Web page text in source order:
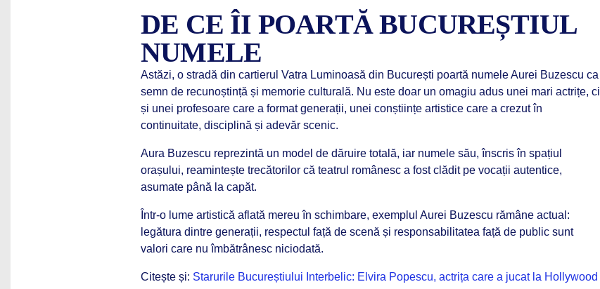
DE CE ÎI POARTĂ BUCUREȘTIUL
NUMELE
Astăzi, o stradă din cartierul Vatra Luminoasă din București poartă numele Aurei Buzescu ca
semn de recunoștință și memorie culturală. Nu este doar un omagiu adus unei mari actrițe, ci
și unei profesoare care a format generații, unei conștiințe artistice care a crezut în
continuitate, disciplină și adevăr scenic.
Aura Buzescu reprezintă un model de dăruire totală, iar numele său, înscris în spațiul
orașului, reamintește trecătorilor că teatrul românesc a fost clădit pe vocații autentice,
asumate până la capăt.
Într-o lume artistică aflată mereu în schimbare, exemplul Aurei Buzescu rămâne actual:
legătura dintre generații, respectul față de scenă și responsabilitatea față de public sunt
valori care nu îmbătrânesc niciodată.
Citește și: Starurile Bucureștiului Interbelic: Elvira Popescu, actrița care a jucat la Hollywood